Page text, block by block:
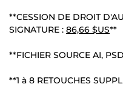
**CESSION DE DROIT
SIGNATURE : 86,66 $US**
**FICHIER SOURCE AI,
**1 à 8 RETOUCHES